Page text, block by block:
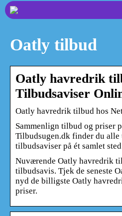
Oatly tilbud
Oatly havredrik
Tilbudsaviser
Oatly havredrik tilbud hos
Sammenlign tilbud og priser
Tilbudsugen.dk finder du
tilbudsaviser på ét samlet
Nuværende Oatly havredrik
tilbudsavis. Tjek de seneste
nyd de billigste Oatly
priser.